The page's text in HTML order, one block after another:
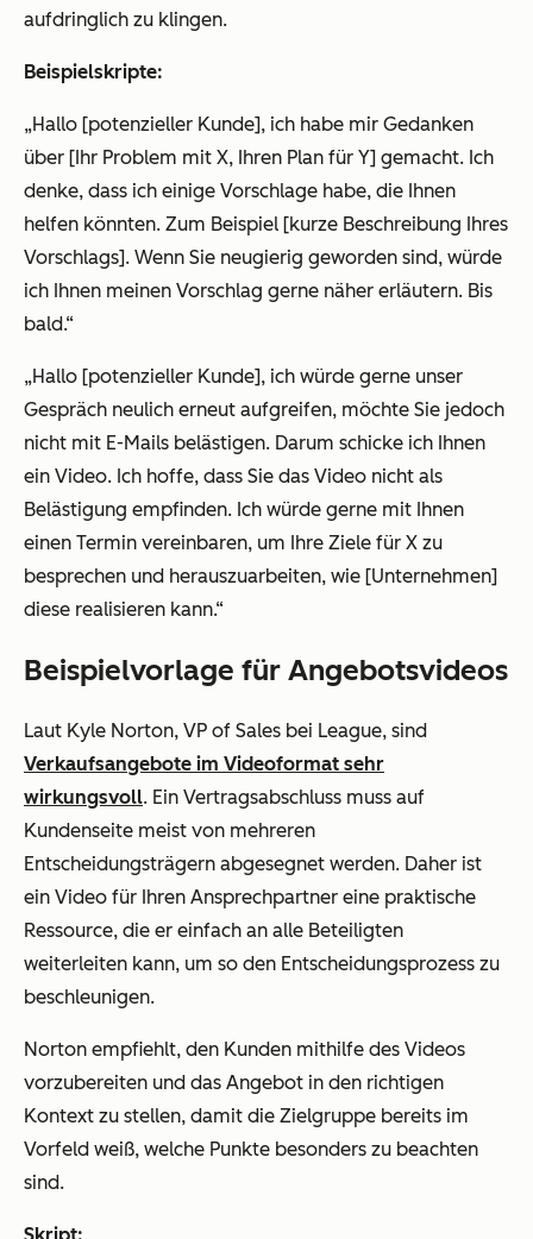
aufdringlich zu klingen.
Beispielskripte:
„Hallo [potenzieller Kunde], ich habe mir Gedanken
über [Ihr Problem mit X, Ihren Plan für Y] gemacht. Ich
denke, dass ich einige Vorschlage habe, die Ihnen
helfen könnten. Zum Beispiel [kurze Beschreibung Ihres
Vorschlags]. Wenn Sie neugierig geworden sind, würde
ich Ihnen meinen Vorschlag gerne näher erläutern. Bis
bald.“
„Hallo [potenzieller Kunde], ich würde gerne unser
Gespräch neulich erneut aufgreifen, möchte Sie jedoch
nicht mit E-Mails belästigen. Darum schicke ich Ihnen
ein Video. Ich hoffe, dass Sie das Video nicht als
Belästigung empfinden. Ich würde gerne mit Ihnen
einen Termin vereinbaren, um Ihre Ziele für X zu
besprechen und herauszuarbeiten, wie [Unternehmen]
diese realisieren kann.“
Beispielvorlage für Angebotsvideos
Laut Kyle Norton, VP of Sales bei League, sind
Verkaufsangebote im Videoformat sehr
wirkungsvoll. Ein Vertragsabschluss muss auf
Kundenseite meist von mehreren
Entscheidungsträgern abgesegnet werden. Daher ist
ein Video für Ihren Ansprechpartner eine praktische
Ressource, die er einfach an alle Beteiligten
weiterleiten kann, um so den Entscheidungsprozess zu
beschleunigen.
Norton empfiehlt, den Kunden mithilfe des Videos
vorzubereiten und das Angebot in den richtigen
Kontext zu stellen, damit die Zielgruppe bereits im
Vorfeld weiß, welche Punkte besonders zu beachten
sind.